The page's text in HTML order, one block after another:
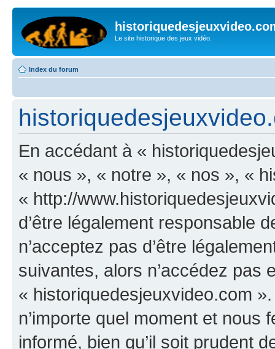
Le site historique des jeux vidéo.
Index du forum
En accédant à «
« nous », « notre », « nos », «
« http://
d’être légalement responsable
n’acceptez pas d’être
suivantes, alors n’accédez pas
« historiquedesjeuxvideo.com
n’importe quel moment et
informé, bien qu’il soit prudent